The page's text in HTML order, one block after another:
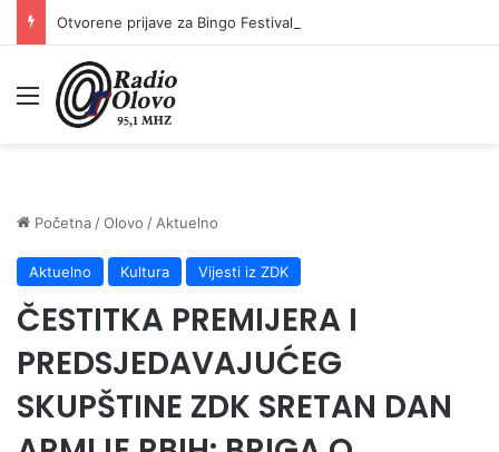
Meni
Početna /Olovo / Aktuelno
Aktuelno Kultura Vijesti iz ZDK
ČESTITKA PREMIJERA I
PREDSJEDAVAJUĆEG
SKUPŠTINE ZDK SRETAN DAN